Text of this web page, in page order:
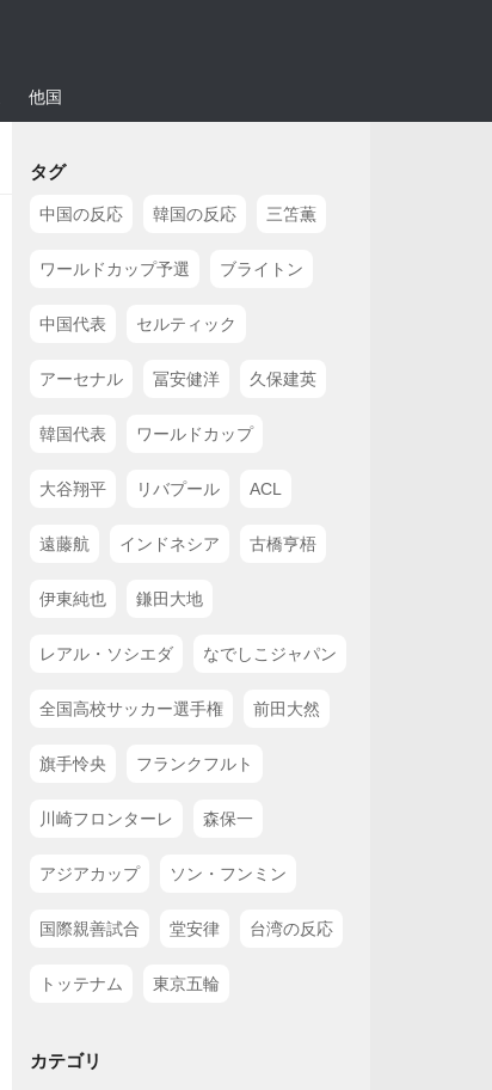
他国
タグ
中国の反応 韓国の反応 三笘薫
ワールドカップ予選 ブライトン
中国代表 セルティック
アーセナル 冨安健洋 久保建英
韓国代表 ワールドカップ
大谷翔平 リバプール ACL
遠藤航 インドネシア 古橋亨梧
伊東純也 鎌田大地
レアル・ソシエダ なでしこジャパン
全国高校サッカー選手権 前田大然
旗手怜央 フランクフルト
川崎フロンターレ 森保一
アジアカップ ソン・フンミン
国際親善試合 堂安律 台湾の反応
トッテナム 東京五輪
カテゴリ